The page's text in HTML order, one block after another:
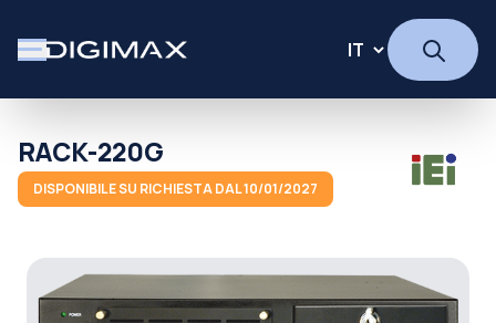
RACK-220G
DISPONIBILE SU RICHIESTA DAL 10/01/2027